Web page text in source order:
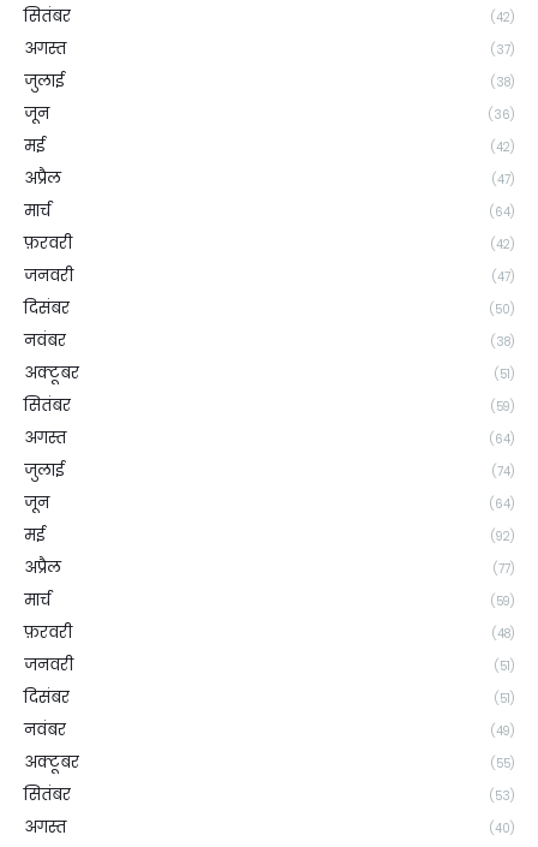
सितंबर (42)
अगस्त (37)
जुलाई (38)
जून (36)
मई (42)
अप्रैल (47)
मार्च (64)
फ़रवरी (42)
जनवरी (47)
दिसंबर (50)
नवंबर (38)
अक्टूबर (51)
सितंबर (59)
अगस्त (64)
जुलाई (74)
जून (64)
मई (92)
अप्रैल (77)
मार्च (59)
फ़रवरी (48)
जनवरी (51)
दिसंबर (51)
नवंबर (49)
अक्टूबर (55)
सितंबर (53)
अगस्त (40)